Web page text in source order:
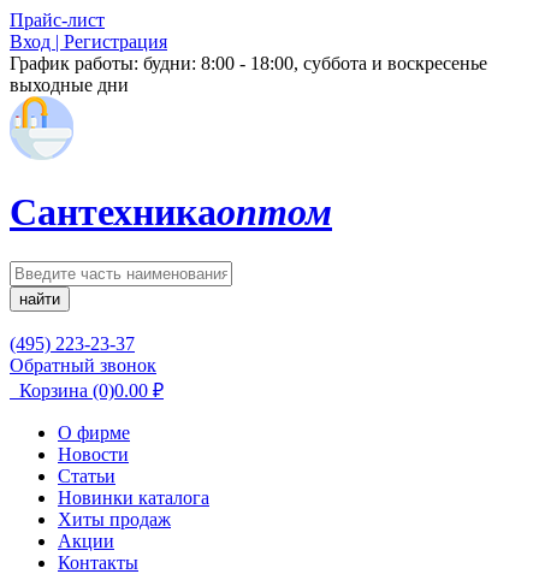
Прайс-лист
Вход | Регистрация
График работы: будни: 8:00 - 18:00, суббота и воскресенье
выходные дни
Сантехникаоптом
найти
(495) 223-23-37
Обратный звонок
Корзина (0)0.00 ₽
О фирме
Новости
Статьи
Новинки каталога
Хиты продаж
Акции
Контакты